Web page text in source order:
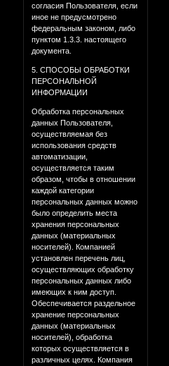
согласия Пользователя, если
иное не предусмотрено
федеральным законом, либо
пунктом 1.3.3. настоящего
документа.
5. СПОСОБЫ ОБРАБОТКИ
ПЕРСОНАЛЬНОЙ
ИНФОРМАЦИИ
Обработка персональных
данных Пользователя,
осуществляемая без
использования средств
автоматизации,
осуществляется таким
образом, чтобы в отношении
каждой категории
персональных данных можно
было определить места
хранения персональных
данных (материальных
носителей). Компанией
установлен перечень лиц,
осуществляющих обработку
персональных данных либо
имеющих к ним доступ.
Обеспечивается раздельное
хранение персональных
данных (материальных
носителей), обработка
которых осуществляется в
различных целях. Компания